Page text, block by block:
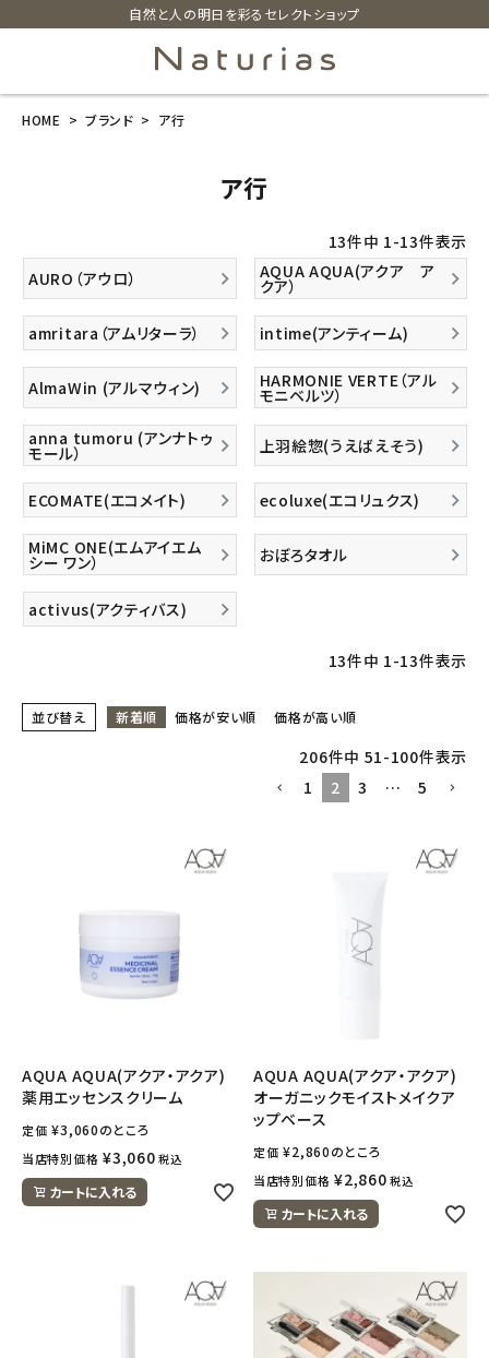
自然と人の明日を彩るセレクトショップ
新商品
カテゴリーから探す
美容・コスメ・香水
衛生用品
日用品雑貨
フェムケア
インナー・下着・ナイトウェア
キッチン用品
オリジナルブランド
ナチュラムーン
エコメイト
ナチュラプラス
アルマウィン
HOME ブランド ア行
ア行
13件中 1-13件表示
AURO（アウロ）
AQUA AQUA(アクア ア
クア）
amritara（アムリターラ） intime(アンティーム)
AlmaWin (アルマウィン) HARMONIE VERTE（アル
モニベルツ）
anna tumoru (アンナトゥ
モール） 上羽絵惣(うえばえそう)
ECOMATE(エコメイト) ecoluxe(エコリュクス)
MiMC ONE(エムアイエム
シー ワン） おぼろタオル
activus(アクティバス)
13件中 1-13件表示
並び替え 新着順 価格が安い順 価格が高い順
206件中 51-100件表示
1
2 3 … 5
AQUA AQUA(アクア・アクア)
薬用エッセンスクリーム
定価 ¥3,060のところ
当店特別価格 ¥3,060 税込
カートに入れる
AQUA AQUA(アクア・アクア)
オーガニックモイストメイクア
ップベース
定価 ¥2,860のところ
当店特別価格 ¥2,860 税込
カートに入れる